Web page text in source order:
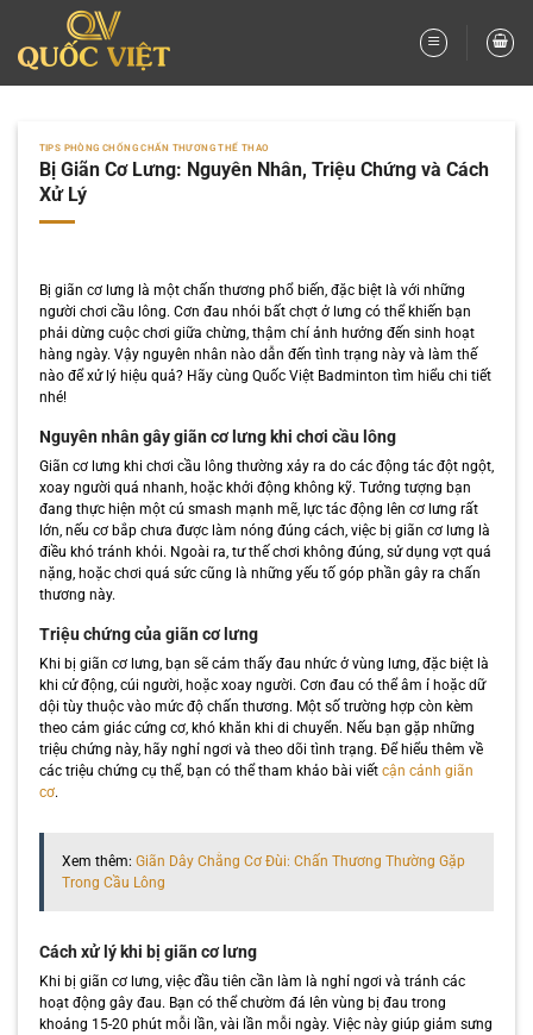
nội
dung
TIPS PHÒNG CHỐNG CHẤN THƯƠNG THỂ THAO
Bị Giãn Cơ Lưng: Nguyên Nhân, Triệu Chứng và Cách
Xử Lý
Bị giãn cơ lưng là một chấn thương phổ biến, đặc biệt là với những
người chơi cầu lông. Cơn đau nhói bất chợt ở lưng có thể khiến bạn
phải dừng cuộc chơi giữa chừng, thậm chí ảnh hưởng đến sinh hoạt
hàng ngày. Vậy nguyên nhân nào dẫn đến tình trạng này và làm thế
nào để xử lý hiệu quả? Hãy cùng Quốc Việt Badminton tìm hiểu chi tiết
nhé!
Nguyên nhân gây giãn cơ lưng khi chơi cầu lông
Giãn cơ lưng khi chơi cầu lông thường xảy ra do các động tác đột ngột,
xoay người quá nhanh, hoặc khởi động không kỹ. Tưởng tượng bạn
đang thực hiện một cú smash mạnh mẽ, lực tác động lên cơ lưng rất
lớn, nếu cơ bắp chưa được làm nóng đúng cách, việc bị giãn cơ lưng là
điều khó tránh khỏi. Ngoài ra, tư thế chơi không đúng, sử dụng vợt quá
nặng, hoặc chơi quá sức cũng là những yếu tố góp phần gây ra chấn
thương này.
Triệu chứng của giãn cơ lưng
Khi bị giãn cơ lưng, bạn sẽ cảm thấy đau nhức ở vùng lưng, đặc biệt là
khi cử động, cúi người, hoặc xoay người. Cơn đau có thể âm ỉ hoặc dữ
dội tùy thuộc vào mức độ chấn thương. Một số trường hợp còn kèm
theo cảm giác cứng cơ, khó khăn khi di chuyển. Nếu bạn gặp những
triệu chứng này, hãy nghỉ ngơi và theo dõi tình trạng. Để hiểu thêm về
các triệu chứng cụ thể, bạn có thể tham khảo bài viết cận cảnh giãn
cơ.
Xem thêm: Giãn Dây Chằng Cơ Đùi: Chấn Thương Thường Gặp
Trong Cầu Lông
Cách xử lý khi bị giãn cơ lưng
Khi bị giãn cơ lưng, việc đầu tiên cần làm là nghỉ ngơi và tránh các
hoạt động gây đau. Bạn có thể chườm đá lên vùng bị đau trong
khoảng 15-20 phút mỗi lần, vài lần mỗi ngày. Việc này giúp giảm sưng